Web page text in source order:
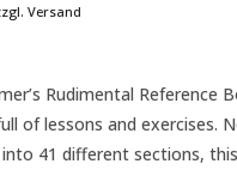
Versand
Rudimental Reference
of lessons and exercises.
41 different sections,